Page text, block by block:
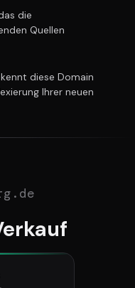
die
Quellen
diese Domain
Ihrer neuen